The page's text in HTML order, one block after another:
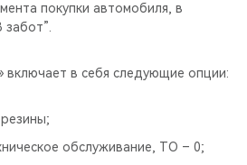
покупки автомобиля, в
включает в себя следующие опции:
обслуживание, ТО – 0;